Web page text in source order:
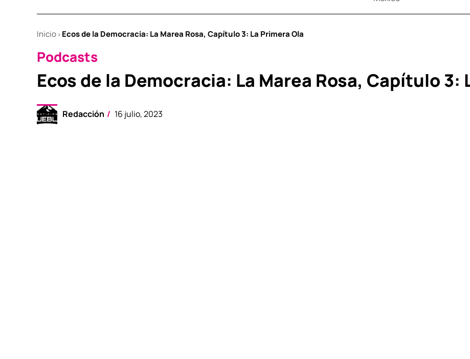
Inicio > Ecos de la Democracia: La Marea Rosa, Capítulo 3: La Primera Ola
POSTED
IN
Podcasts
Ecos de la Democracia: La Marea Rosa, Capítulo 3:
Redacción 16 julio, 2023